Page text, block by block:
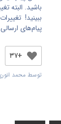
باشید. البته
ببینید!
پیام‌های
+۳۷
توسط محمد